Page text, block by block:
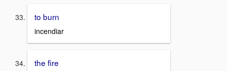
to burn
incendiar
the fire